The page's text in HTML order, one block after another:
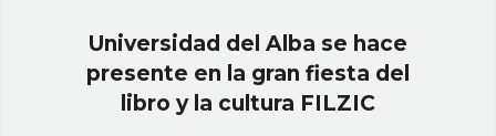
Universidad del Alba se hace
presente en la gran fiesta del
libro y la cultura FILZIC